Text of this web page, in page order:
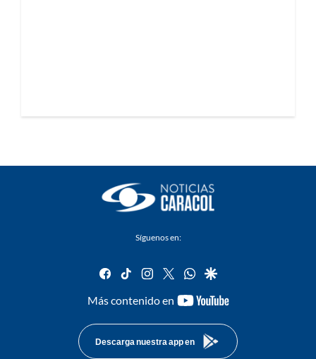
Síguenos en:
facebook
tiktok instagram
twitterwhatsapp
google
Más contenido en
youtube-
Descarga nuestra app en